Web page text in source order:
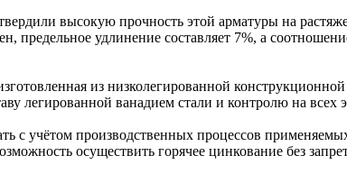
высокую прочность этой арматуры на
удлинение составляет 7%, а соотношение
из низколегированной конструкционной
легированной ванадием стали и контролю на всех
учётом производственных процессов
осуществить горячее цинкование без